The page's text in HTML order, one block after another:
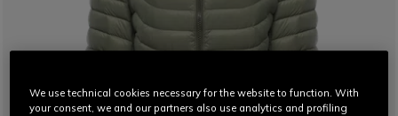
We use technical cookies necessary for the website to function. With
your consent, we and our partners also use analytics and profiling